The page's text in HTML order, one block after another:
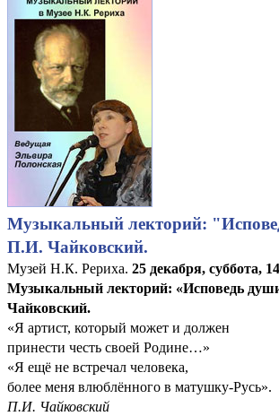
Музыкальный лекторий:
П.И. Чайковский.
Музей Н.К. Рериха. 25 декабря, суббота,
Музыкальный лекторий: «Исповедь
Чайковский.
«Я артист, который может и должен
принести честь своей Родине…»
«Я ещё не встречал человека,
более меня влюблённого в матушку-Русь».
П.И. Чайковский